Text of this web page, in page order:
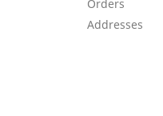
Orders
Addresses